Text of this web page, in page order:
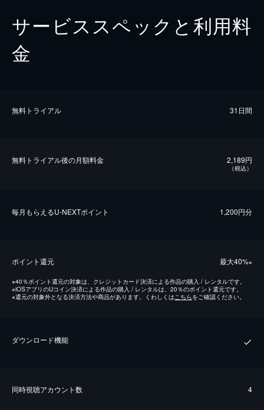
サービススペックと利用料
金
無料トライアル 31日間
無料トライアル後の⽉額料金 2,189円
（税込）
毎⽉もらえるU-NEXTポイント 1,200円分
ポイント還元 最⼤40%※
※40％ポイント還元の対象は、クレジットカード決済による作品の購入 / レンタルです。
※iOSアプリのUコイン決済による作品の購入 / レンタルは、20％のポイント還元です。
※還元の対象外となる決済方法や商品があります。くわしくはこちらをご確認ください。
ダウンロード機能
同時視聴アカウント数 4